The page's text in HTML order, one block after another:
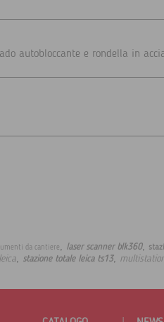
autobloccante e rondella in
da cantiere, laser scanner blk360,
, stazione totale leica ts13,